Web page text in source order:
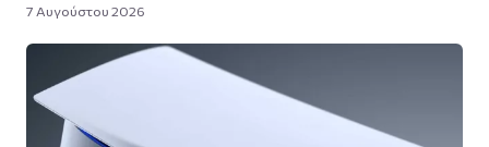
7 Αυγούστου 2026